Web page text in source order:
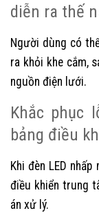
diễn ra thế
Người dùng có
ra khỏi khe cắm,
nguồn điện lưới.
Khắc phục
bảng điều
Khi đèn LED
điều khiển trung
án xử lý.